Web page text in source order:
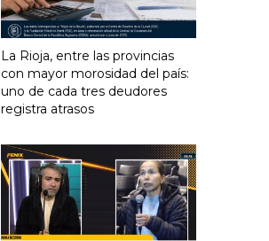
La Rioja, entre las provincias
con mayor morosidad del país:
uno de cada tres deudores
registra atrasos